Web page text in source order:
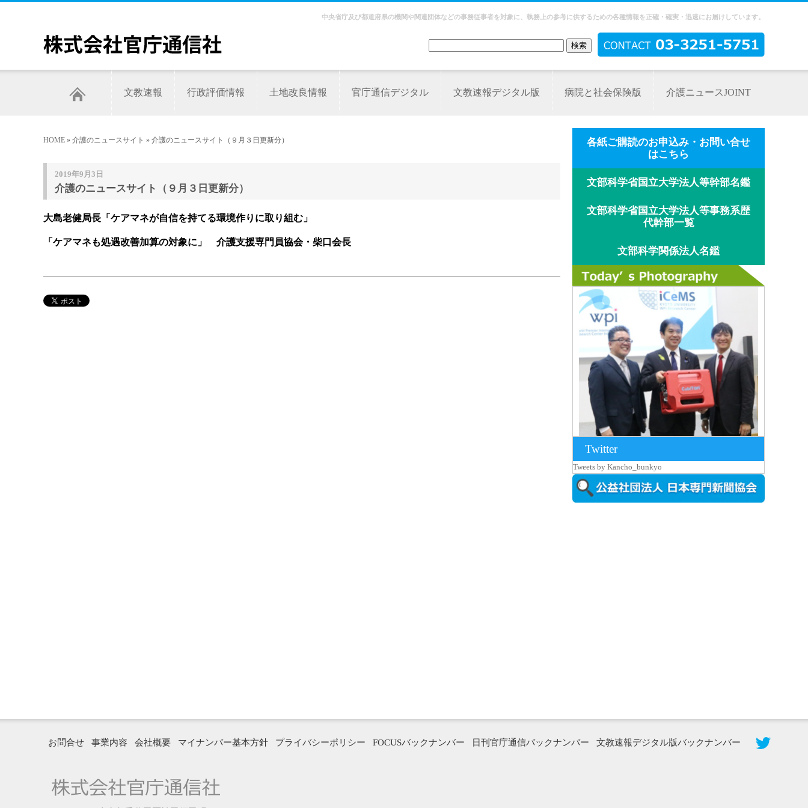
中央省庁及び都道府県の機関や関連団体などの事務従事者を対象に、執務上の参考に供するための各種情報を正確・確実・迅速にお届けしています。
文教速報 行政評価情報 土地改良情報 官庁通信デジタル 文教速報デジタル版 病院と社会保険版 介護ニュースJOINT
HOME » 介護のニュースサイト » 介護のニュースサイト（９月３日更新分）
2019年9月3日
介護のニュースサイト（９月３日更新分）
大島老健局長「ケアマネが自信を持てる環境作りに取り組む」
「ケアマネも処遇改善加算の対象に」 介護支援専門員協会・柴口会長
各紙ご購読のお申込み・お問い合せ
はこちら
文部科学省国立大学法人等幹部名鑑
文部科学省国立大学法人等事務系歴
代幹部一覧
文部科学関係法人名鑑
京都大iCeMS等を視察した松本文部科学
大...
Twitter
Tweets by Kancho_bunkyo
お問合せ 事業内容 会社概要 マイナンバー基本方針 プライバシーポリシー FOCUSバックナンバー 日刊官庁通信バックナンバー 文教速報デジタル版バックナンバー